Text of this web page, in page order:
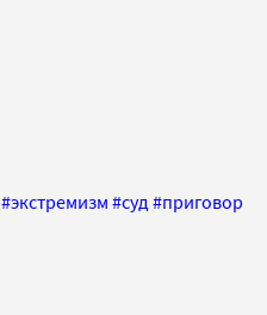
#экстремизм #суд #приговор